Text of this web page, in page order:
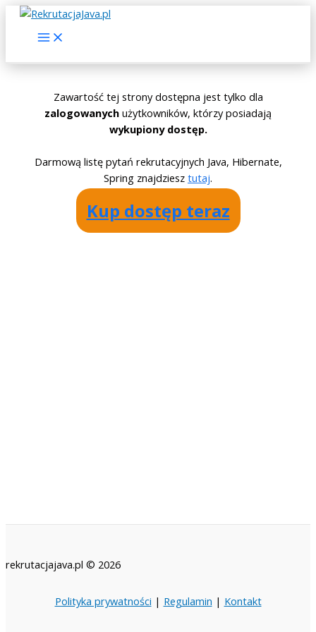
Skip
content
Main
Menu
Zawartość tej strony dostępna jest tylko dla
zalogowanych użytkowników, którzy posiadają
wykupiony dostęp.
Darmową listę pytań rekrutacyjnych Java, Hibernate,
Spring znajdziesz tutaj.
Kup dostęp teraz
rekrutacjajava.pl © 2026
Polityka prywatności | Regulamin | Kontakt